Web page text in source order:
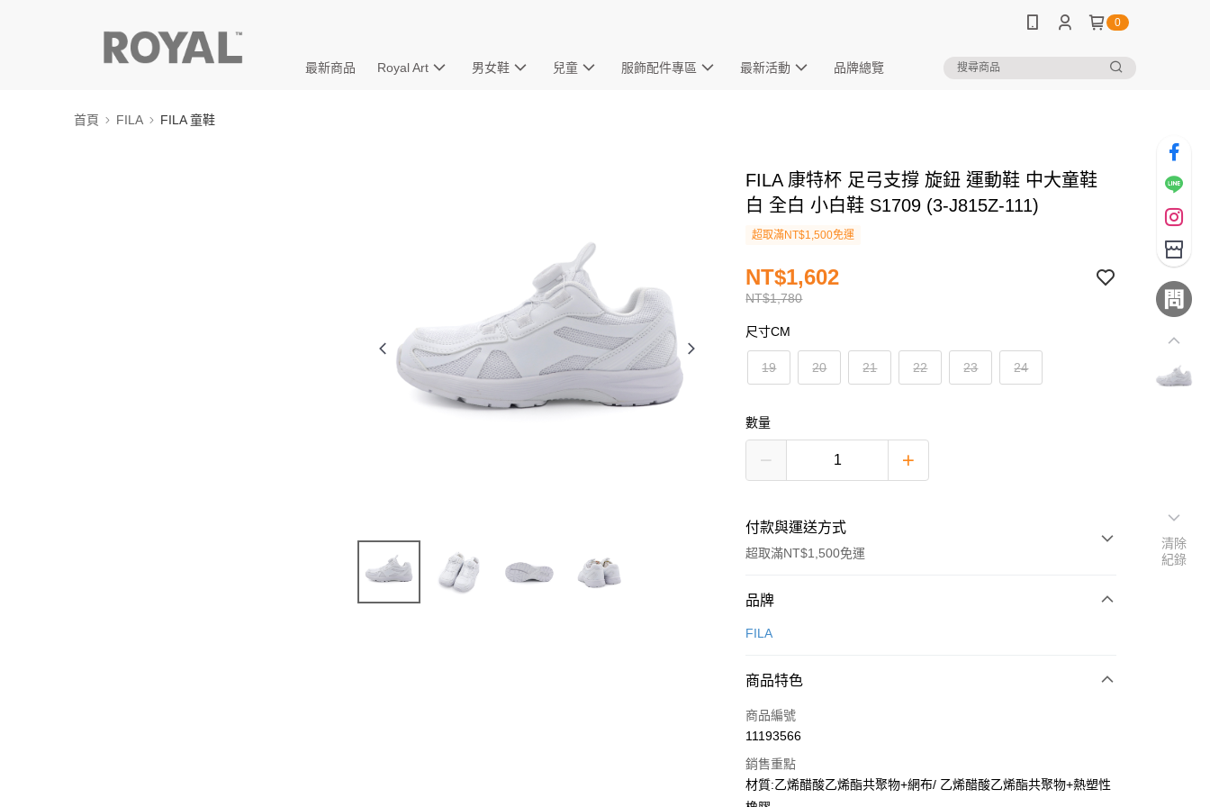
0
最新商品 Royal Art 男女鞋 兒童 服飾配件專區 最新活動 品牌總覽
首頁 FILA FILA 童鞋
FILA 康特杯 足弓支撐 旋鈕 運動鞋 中大童鞋
白 全白 小白鞋 S1709 (3-J815Z-111)
超取滿NT$1,500免運
NT$1,780
NT$1,602
尺寸CM
19 20 21 22 23 24
數量
付款與運送方式
超取滿NT$1,500免運
付款方式
信用卡一次付款
合作金庫商業銀行
華南商業銀行
上海商業儲蓄銀行
國泰世華商業銀行
兆豐國際商業銀行
臺灣中小企業銀行
超商取貨付款
LINE Pay
街口支付
品牌
FILA
商品特色
商品編號
11193566
銷售重點
材質:乙烯醋酸乙烯酯共聚物+網布/ 乙烯醋酸乙烯酯共聚物+熱塑性
清除
紀錄